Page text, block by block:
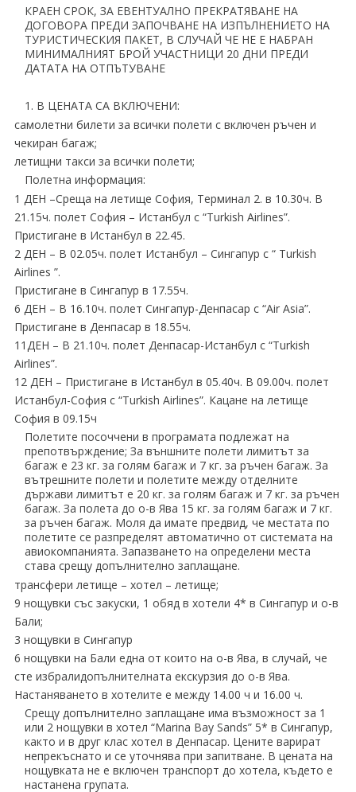
КРАЕН СРОК, ЗА ЕВЕНТУАЛНО ПРЕКРАТЯВАНЕ НА
ДОГОВОРА ПРЕДИ ЗАПОЧВАНЕ НА ИЗПЪЛНЕНИЕТО НА
ТУРИСТИЧЕСКИЯ ПАКЕТ, В СЛУЧАЙ ЧЕ НЕ Е НАБРАН
МИНИМАЛНИЯТ БРОЙ УЧАСТНИЦИ 20 ДНИ ПРЕДИ
ДАТАТА НА ОТПЪТУВАНЕ
1. В ЦЕНАТА СА ВКЛЮЧЕНИ:
самолетни билети за всички полети с включен ръчен и
чекиран багаж;
летищни такси за всички полети;
Полетна информация:
1 ДЕН –Среща на летище София, Терминал 2. в 10.30ч. В
21.15ч. полет София – Истанбул с “Turkish Airlines”.
Пристигане в Истанбул в 22.45.
2 ДЕН – В 02.05ч. полет Истанбул – Сингапур с “ Turkish
Airlines ”.
Пристигане в Сингапур в 17.55ч.
6 ДЕН – В 16.10ч. полет Сингапур-Денпасар с “Air Asia”.
Пристигане в Денпасар в 18.55ч.
11ДЕН – В 21.10ч. полет Денпасар-Истанбул с “Turkish
Airlines”.
12 ДЕН – Пристигане в Истанбул в 05.40ч. В 09.00ч. полет
Истанбул-София с “Turkish Airlines”. Кацане на летище
София в 09.15ч
Полетите посоччени в програмата подлежат на
препотвърждение; За външните полети лимитът за
багаж е 23 кг. за голям багаж и 7 кг. за ръчен багаж. За
вътрешните полети и полетите между отделните
държави лимитът е 20 кг. за голям багаж и 7 кг. за ръчен
багаж. За полета до о-в Ява 15 кг. за голям багаж и 7 кг.
за ръчен багаж. Моля да имате предвид, че местата по
полетите се разпределят автоматично от системата на
авиокомпанията. Запазването на определени места
става срещу допълнително заплащане.
трансфери летище – хотел – летище;
9 нощувки със закуски, 1 обяд в хотели 4* в Сингапур и о-в
Бали;
3 нощувки в Сингапур
6 нощувки на Бали една от които на о-в Ява, в случай, че
сте избралидопълнителната екскурзия до о-в Ява.
Настаняването в хотелите е между 14.00 ч и 16.00 ч.
Срещу допълнително заплащане има възможност за 1
или 2 нощувки в хотел “Marina Bay Sands” 5* в Сингапур,
както и в друг клас хотел в Денпасар. Цените варират
непрекъснато и се уточнява при запитване. В цената на
нощувката не е включен транспорт до хотела, където е
настанена групата.